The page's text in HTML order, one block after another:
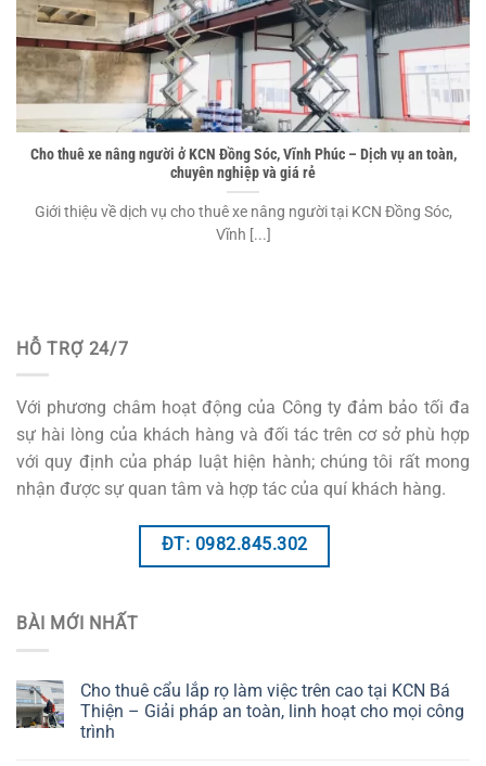
Cho thuê xe nâng người ở KCN Đồng Sóc, Vĩnh Phúc – Dịch vụ an toàn,
chuyên nghiệp và giá rẻ
Giới thiệu về dịch vụ cho thuê xe nâng người tại KCN Đồng Sóc,
Vĩnh [...]
HỖ TRỢ 24/7
Với phương châm hoạt động của Công ty đảm bảo tối đa
sự hài lòng của khách hàng và đối tác trên cơ sở phù hợp
với quy định của pháp luật hiện hành; chúng tôi rất mong
nhận được sự quan tâm và hợp tác của quí khách hàng.
ĐT: 0982.845.302
BÀI MỚI NHẤT
Cho thuê cẩu lắp rọ làm việc trên cao tại KCN Bá
Thiện – Giải pháp an toàn, linh hoạt cho mọi công
trình